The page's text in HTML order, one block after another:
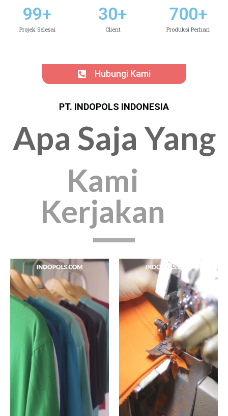
Hubungi Kami
99+
Projek Selesai
30+
Client
700+
Produksi Perhari
PT. INDOPOLS INDONESIA
Apa Saja Yang
Kami
Kerjakan